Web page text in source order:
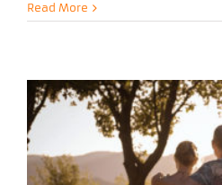
Read More